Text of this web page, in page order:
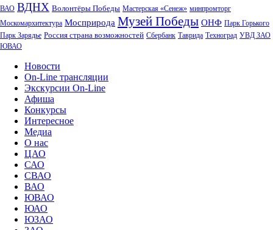
ВАО ВДНХ Волонтёры Победы Мастерская «Сенеж» минпромторг
Москомархитектура Мосприрода Музей Победы ОНФ Парк Горького
Парк Зарядье Россия страна возможностей Сбербанк Таврида Техноград УВД ЗАО
ЮВАО
Новости
On-Line трансляции
Экскурсии On-Line
Афиша
Конкурсы
Интересное
Медиа
О нас
ЦАО
САО
СВАО
ВАО
ЮВАО
ЮАО
ЮЗАО